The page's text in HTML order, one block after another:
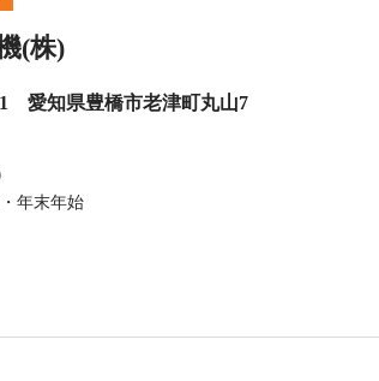
(株)
愛知県豊橋市老津町丸山7
年末年始